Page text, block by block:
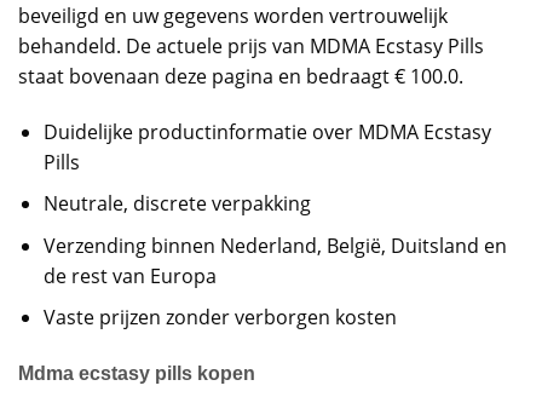
beveiligd en uw gegevens worden vertrouwelijk
behandeld. De actuele prijs van MDMA Ecstasy Pills
staat bovenaan deze pagina en bedraagt € 100.0.
Duidelijke productinformatie over MDMA Ecstasy
Pills
Neutrale, discrete verpakking
Verzending binnen Nederland, België, Duitsland en
de rest van Europa
Vaste prijzen zonder verborgen kosten
Mdma ecstasy pills kopen